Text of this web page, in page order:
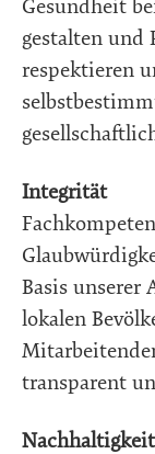
Gesundheit
gestalten und
respektieren
Integrität
Basis unserer
lokalen
transparent
Nachhaltigkeit